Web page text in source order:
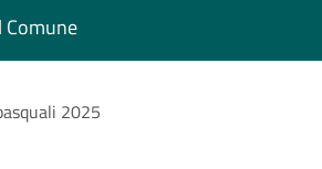
Comune
2025